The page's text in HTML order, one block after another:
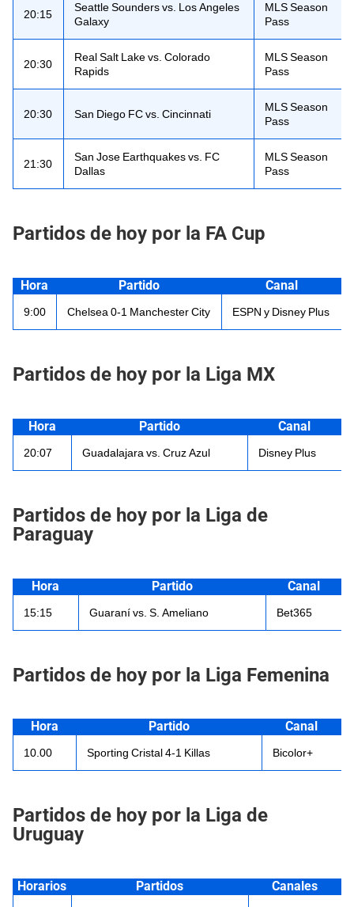
20:15
Seattle Sounders vs. Los Angeles
Galaxy
MLS Season
Pass
20:30
Real Salt Lake vs. Colorado
Rapids
MLS Season
Pass
20:30 San Diego FC vs. Cincinnati
MLS Season
Pass
21:30
San Jose Earthquakes vs. FC
Dallas
MLS Season
Pass
Partidos de hoy por la FA Cup
Hora Partido Canal
9:00 Chelsea 0-1 Manchester City ESPN y Disney Plus
Partidos de hoy por la Liga MX
Hora Partido Canal
20:07 Guadalajara vs. Cruz Azul Disney Plus
Partidos de hoy por la Liga de
Paraguay
Hora Partido Canal
15:15 Guaraní vs. S. Ameliano Bet365
Partidos de hoy por la Liga Femenina
Hora Partido Canal
10.00 Sporting Cristal 4-1 Killas Bicolor+
Partidos de hoy por la Liga de
Uruguay
Horarios Partidos Canales